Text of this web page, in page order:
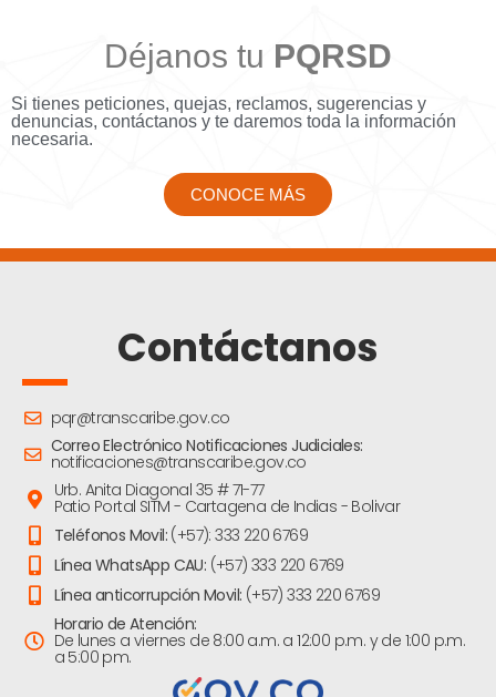
Déjanos tu PQRSD
Si tienes peticiones, quejas, reclamos, sugerencias y
denuncias, contáctanos y te daremos toda la información
necesaria.
CONOCE MÁS
Contáctanos
pqr@transcaribe.gov.co
Correo Electrónico Notificaciones Judiciales:
notificaciones@transcaribe.gov.co
Urb. Anita Diagonal 35 # 71-77
Patio Portal SITM - Cartagena de Indias - Bolivar
Teléfonos Movil: (+57): 333 220 6769
Línea WhatsApp CAU: (+57) 333 220 6769
Línea anticorrupción Movil: (+57) 333 220 6769
Horario de Atención:
De lunes a viernes de 8:00 a.m. a 12:00 p.m. y de 1:00 p.m.
a 5:00 pm.